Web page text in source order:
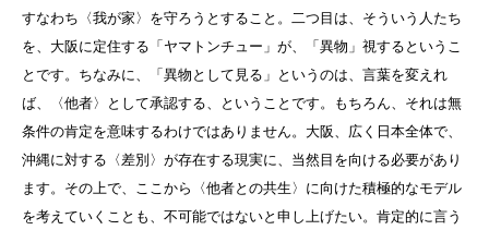
すなわち〈我が家〉を守ろうとすること。二つ目は、そういう人たち
を、大阪に定住する「ヤマトンチュー」が、「異物」視するというこ
とです。ちなみに、「異物として見る」というのは、言葉を変えれ
ば、〈他者〉として承認する、ということです。もちろん、それは無
条件の肯定を意味するわけではありません。大阪、広く日本全体で、
沖縄に対する〈差別〉が存在する現実に、当然目を向ける必要があり
ます。その上で、ここから〈他者との共生〉に向けた積極的なモデル
を考えていくことも、不可能ではないと申し上げたい。肯定的に言う